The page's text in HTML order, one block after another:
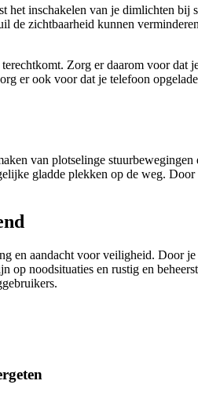
inschakelen van je dimlichten
de zichtbaarheid kunnen
Zorg er daarom voor
er ook voor dat je telefoon
van plotselinge
gladde plekken op de weg.
aandacht voor veiligheid. Door
op noodsituaties en rustig en